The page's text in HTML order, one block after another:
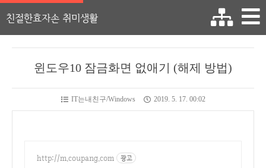
친절한효자손 취미생활
윈도우10 잠금화면 없애기 (해제 방법)
IT는내친구/Windows 2019. 5. 17. 00:02
http://m.coupang.com 광고